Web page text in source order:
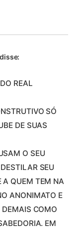
disse:
REAL
SÓ
DE SUAS
O SEU
SEU
A QUEM TEM NA
ANONIMATO E
DEMAIS COMO
EM